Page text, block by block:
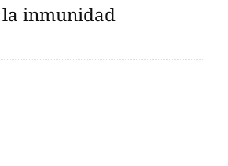
inmunidad